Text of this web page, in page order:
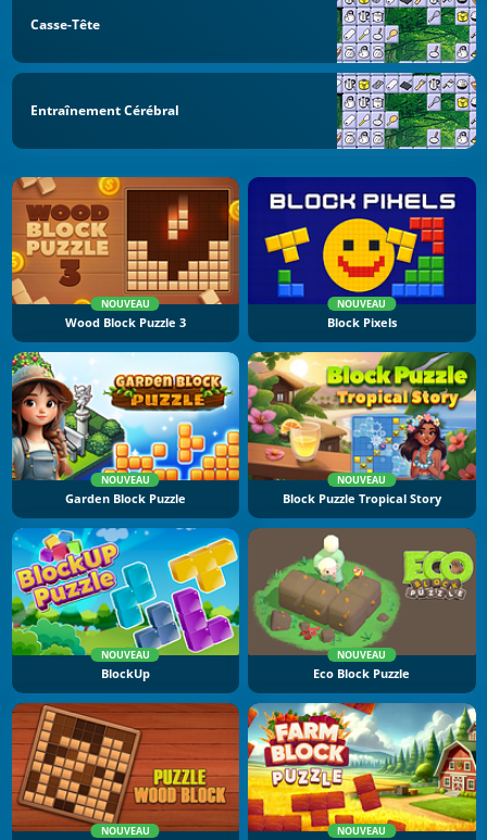
Casse-Tête
Entraînement Cérébral
NOUVEAU
Wood Block Puzzle 3
NOUVEAU
Block Pixels
NOUVEAU
Garden Block Puzzle
NOUVEAU
Block Puzzle Tropical Story
NOUVEAU
BlockUp
NOUVEAU
Eco Block Puzzle
NOUVEAU NOUVEAU